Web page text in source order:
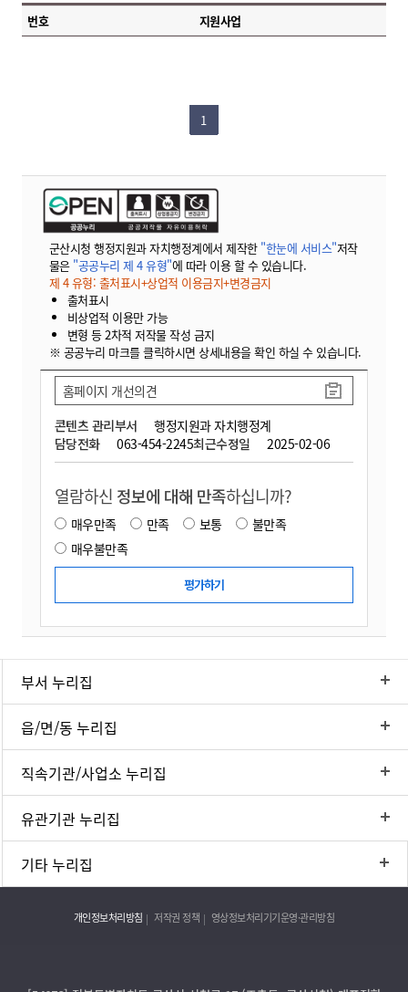
번호 지원사업
1
군산시청 행정지원과 자치행정계에서 제작한 "한눈에 서비스"저작
물은 "공공누리 제 4 유형"에 따라 이용 할 수 있습니다.
제 4 유형: 출처표시+상업적 이용금지+변경금지
출처표시
비상업적 이용만 가능
변형 등 2차적 저작물 작성 금지
※ 공공누리 마크를 클릭하시면 상세내용을 확인 하실 수 있습니다.
콘텐츠 관리부서
행정지원과 자치행정계
담당전화
063-454-2245최근수정일 2025-02-06
홈페이지 개선의견
열람하신 정보에 대해 만족하십니까?
매우만족 만족 보통
불만족
매우불만족
부서 누리집
읍/면/동 누리집
직속기관/사업소 누리집
유관기관 누리집
기타 누리집
개인정보처리방침 저작권 정책 영상정보처리기기운영·관리방침